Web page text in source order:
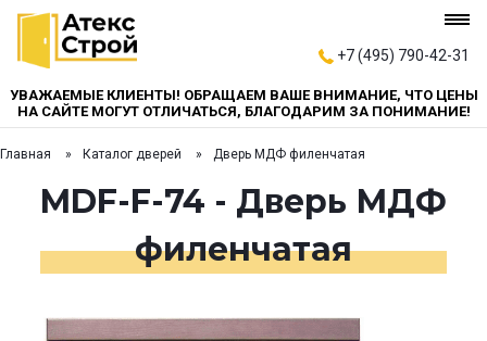
+7 (495) 790-42-31
УВАЖАЕМЫЕ КЛИЕНТЫ! ОБРАЩАЕМ ВАШЕ ВНИМАНИЕ, ЧТО ЦЕНЫ
НА САЙТЕ МОГУТ ОТЛИЧАТЬСЯ, БЛАГОДАРИМ ЗА ПОНИМАНИЕ!
Главная Каталог дверей Дверь МДФ филенчатая
MDF-F-74 - Дверь МДФ
филенчатая